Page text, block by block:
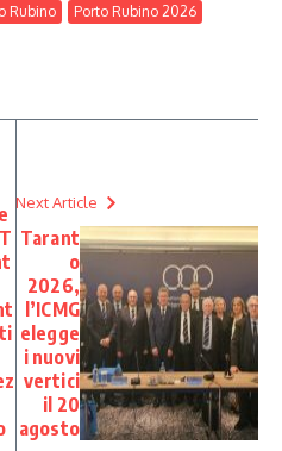
Rubino
Porto Rubino 2026
Next Article
Tarant
o
2026,
l’ICMG
elegge
i nuovi
vertici
il 20
agosto